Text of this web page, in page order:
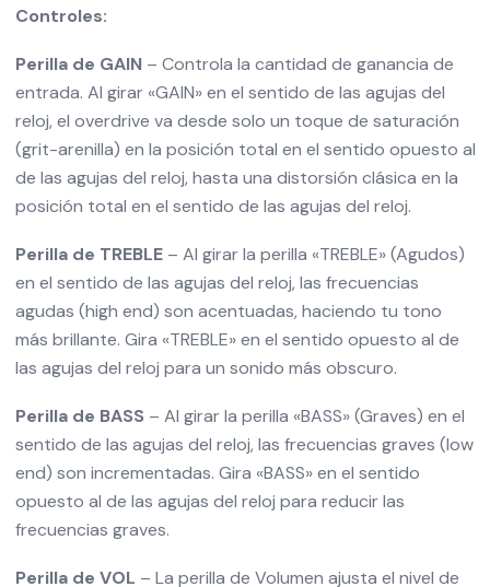
Controles:
Perilla de GAIN– Controla la cantidad de ganancia de
entrada. Al girar «GAIN» en el sentido de las agujas del
reloj, el overdrive va desde solo un toque de saturación
(grit-arenilla) en la posición total en el sentido opuesto al
de las agujas del reloj, hasta una distorsión clásica en la
posición total en el sentido de las agujas del reloj.
Perilla de TREBLE– Al girar la perilla «TREBLE» (Agudos)
en el sentido de las agujas del reloj, las frecuencias
agudas (high end) son acentuadas, haciendo tu tono
más brillante. Gira «TREBLE» en el sentido opuesto al de
las agujas del reloj para un sonido más obscuro.
Perilla de BASS – Al girar la perilla «BASS» (Graves) en el
sentido de las agujas del reloj, las frecuencias graves (low
end) son incrementadas. Gira «BASS» en el sentido
opuesto al de las agujas del reloj para reducir las
frecuencias graves.
Perilla de VOL – La perilla de Volumen ajusta el nivel de